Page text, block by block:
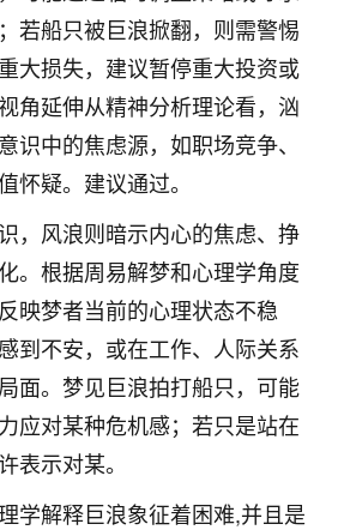
若船只被巨浪掀翻，则需警惕
大损失，建议暂停重大投资或
角延伸从精神分析理论看，汹
识中的焦虑源，如职场竞争、
怀疑。建议通过。
，风浪则暗示内心的焦虑、挣
。根据周易解梦和心理学角度
映梦者当前的心理状态不稳
到不安，或在工作、人际关系
面。梦见巨浪拍打船只，可能
应对某种危机感；若只是站在
表示对某。
学解释巨浪象征着困难,并且是
候是抱着侥幸心理，没想到老师看
半信半疑的按照老师建议，做了化
粮，本来年前的人事调整，拖到年
了，结果开年一上班，开会提拔升
，职务无所谓，主要是底薪加了
，无论如何，感恩感谢！🙏🏻
职加薪！！，请客吗？�
32
总是病病殃殃的，去检查又没什么大
舒服。中医西医看遍了，找不到问
到有人推荐慧来老师，跟老师聊过
朗，也听老师建议，处理了一些因
，身体比以前好多，主要是心情好
心转，现在深有体会了。